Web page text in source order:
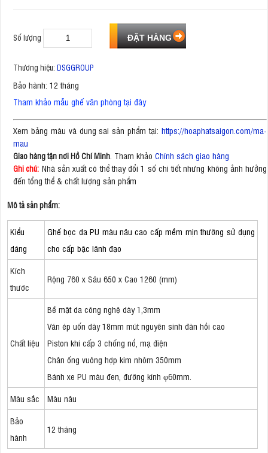
Số lượng
Thương hiệu: DSGGROUP
Bảo hành: 12 tháng
Tham khảo mẫu ghế văn phòng tại đây
Xem bảng màu và dung sai sản phẩm tại: https://hoaphatsaigon.com/ma-
mau
Giao hàng tận nơi Hồ Chí Minh . Tham khảo Chính sách giao hàng
Ghi chú: Nhà sản xuất có thể thay đổi 1 số chi tiết nhưng không ảnh hưởng
đến tổng thể & chất lượng sản phẩm
Mô tả sản phẩm:
Kiểu
dáng
Ghế bọc da PU màu nâu cao cấp mềm mịn thường sử dụng
cho cấp bậc lãnh đạo
Kích
thước
Rộng 760 x Sâu 650 x Cao 1260 (mm)
Chất liệu
Bề mặt da công nghệ dày 1,3mm
Ván ép uốn dày 18mm mút nguyên sinh đàn hồi cao
Piston khí cấp 3 chống nổ, mạ điện
Chân ống vuông hợp kim nhôm 350mm
Bánh xe PU màu đen, đường kính φ60mm.
Màu sắc
Màu nâu
Bảo
hành
12 tháng